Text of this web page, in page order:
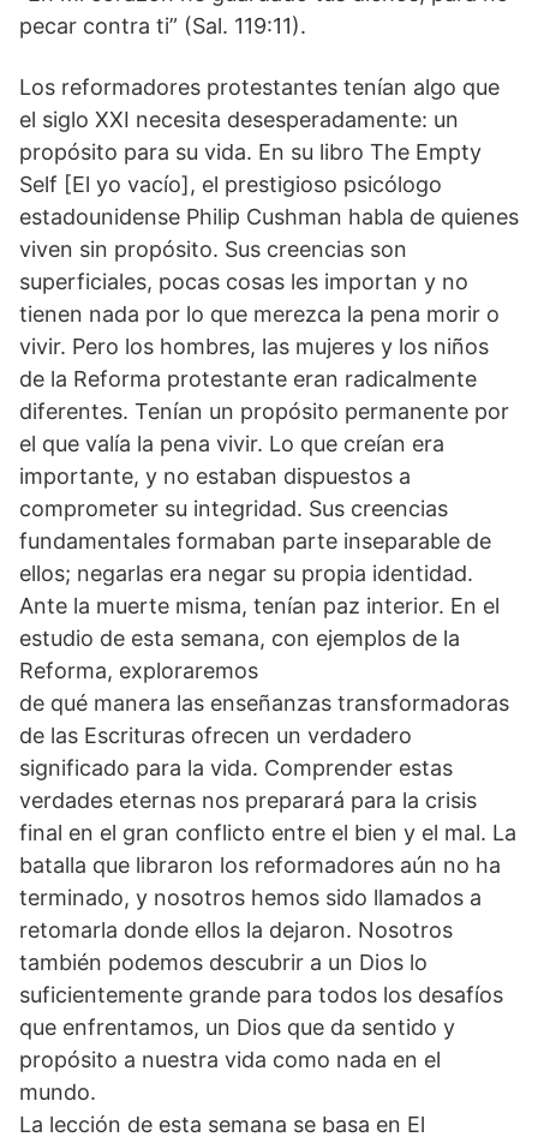
pecar contra ti” (Sal. 119:11).
Los reformadores protestantes tenían algo que
el siglo XXI necesita desesperadamente: un
propósito para su vida. En su libro The Empty
Self [El yo vacío], el prestigioso psicólogo
estadounidense Philip Cushman habla de quienes
viven sin propósito. Sus creencias son
superficiales, pocas cosas les importan y no
tienen nada por lo que merezca la pena morir o
vivir. Pero los hombres, las mujeres y los niños
de la Reforma protestante eran radicalmente
diferentes. Tenían un propósito permanente por
el que valía la pena vivir. Lo que creían era
importante, y no estaban dispuestos a
comprometer su integridad. Sus creencias
fundamentales formaban parte inseparable de
ellos; negarlas era negar su propia identidad.
Ante la muerte misma, tenían paz interior. En el
estudio de esta semana, con ejemplos de la
Reforma, exploraremos
de qué manera las enseñanzas transformadoras
de las Escrituras ofrecen un verdadero
significado para la vida. Comprender estas
verdades eternas nos preparará para la crisis
final en el gran conflicto entre el bien y el mal. La
batalla que libraron los reformadores aún no ha
terminado, y nosotros hemos sido llamados a
retomarla donde ellos la dejaron. Nosotros
también podemos descubrir a un Dios lo
suficientemente grande para todos los desafíos
que enfrentamos, un Dios que da sentido y
propósito a nuestra vida como nada en el
mundo.
La lección de esta semana se basa en El